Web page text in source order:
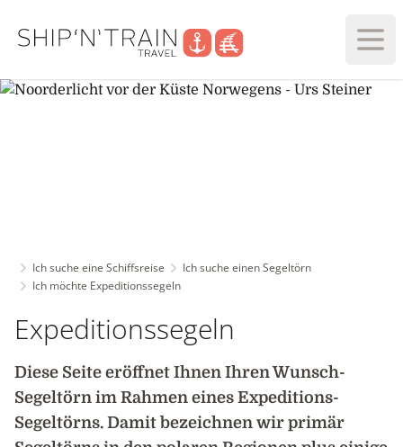
Ich suche eine Schiffsreise
Ich suche einen Segeltörn
Ich möchte Expeditionssegeln
Expeditionssegeln
Diese Seite eröffnet Ihnen Ihren Wunsch-
Segeltörn im Rahmen eines Expeditions-
Segeltörns. Damit bezeichnen wir primär